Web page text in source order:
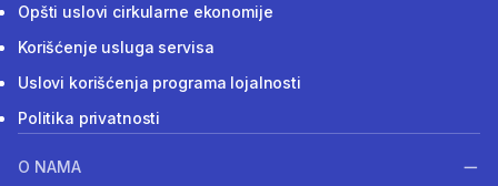
Opšti uslovi cirkularne ekonomije
Korišćenje usluga servisa
Uslovi korišćenja programa lojalnosti
Politika privatnosti
O NAMA